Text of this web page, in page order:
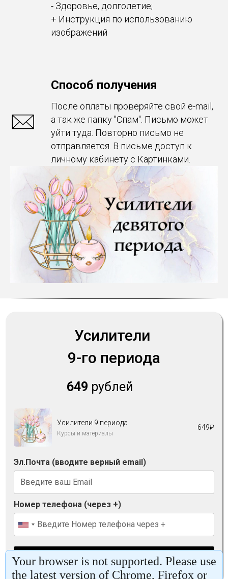
- Здоровье, долголетие;
+ Инструкция по использованию
изображений
Способ получения
После оплаты проверяйте свой e-mail,
а так же папку "Спам". Письмо может
уйти туда. Повторно письмо не
отправляется. В письме доступ к
личному кабинету с Картинками.